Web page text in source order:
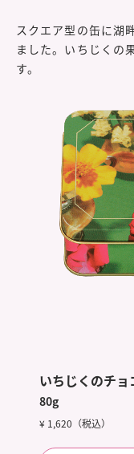
スクエア型の缶に湖
ました。いちじくの
す。
いちじくのチョ
80g
¥ 1,620（税込）